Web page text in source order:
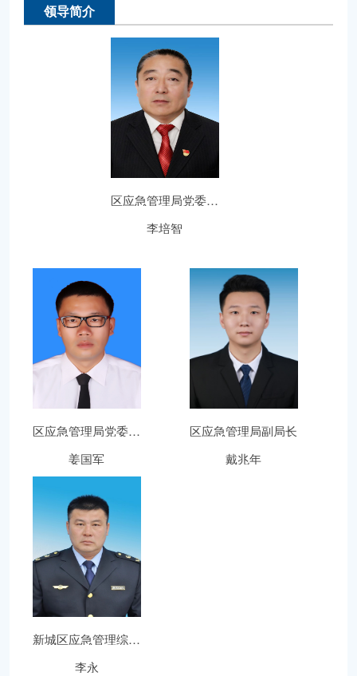
领导简介
区应急管理局党委书...
李培智
区应急管理局党委委...
姜国军
区应急管理局副局长
戴兆年
新城区应急管理综合...
李永